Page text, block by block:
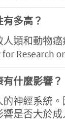
多高？
類和動物癌
Research
什麼影響？
神經系統
是否大於成